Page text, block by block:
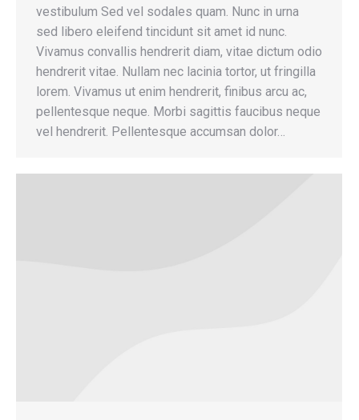
vestibulum Sed vel sodales quam. Nunc in urna
sed libero eleifend tincidunt sit amet id nunc.
Vivamus convallis hendrerit diam, vitae dictum odio
hendrerit vitae. Nullam nec lacinia tortor, ut fringilla
lorem. Vivamus ut enim hendrerit, finibus arcu ac,
pellentesque neque. Morbi sagittis faucibus neque
vel hendrerit. Pellentesque accumsan dolor…